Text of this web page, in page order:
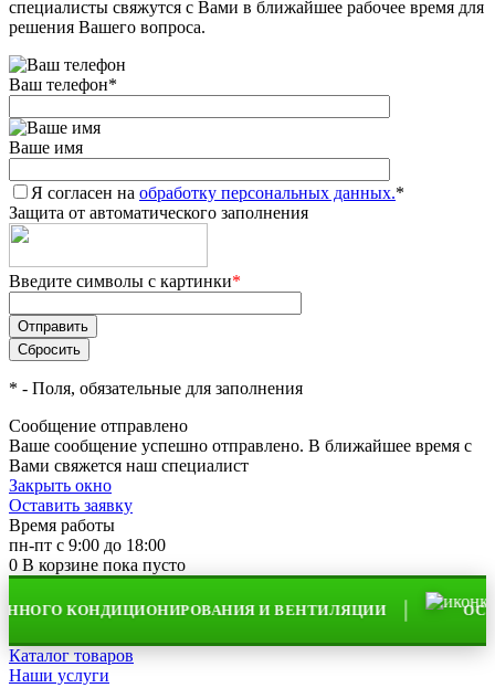
специалисты свяжутся с Вами в ближайшее рабочее время для
решения Вашего вопроса.
Ваш телефон*
Ваше имя
Я согласен на обработку персональных данных.*
Защита от автоматического заполнения
Введите символы с картинки*
* - Поля, обязательные для заполнения
Сообщение отправлено
Ваше сообщение успешно отправлено. В ближайшее время с
Вами свяжется наш специалист
Закрыть окно
Оставить заявку
Время работы
пн-пт с 9:00 до 18:00
0 В корзине пока пусто
КОНДИЦИОНИРОВАНИЯ И ВЕНТИЛЯЦИИ
Каталог товаров
Наши услуги